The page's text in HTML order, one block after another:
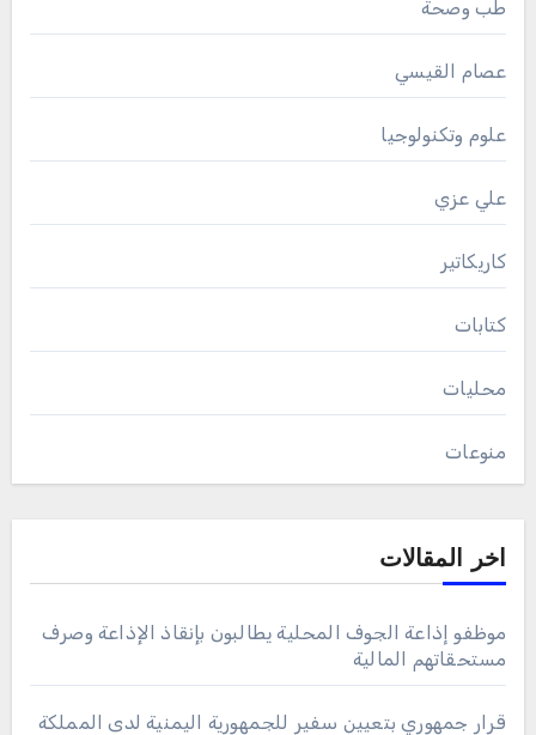
طب وصحة
عصام القيسي
علوم وتكنولوجيا
علي عزي
كاريكاتير
كتابات
محليات
منوعات
اخر المقالات
موظفو إذاعة الجوف المحلية يطالبون بإنقاذ الإذاعة وصرف
مستحقاتهم المالية
قرار جمهوري بتعيين سفير للجمهورية اليمنية لدى المملكة